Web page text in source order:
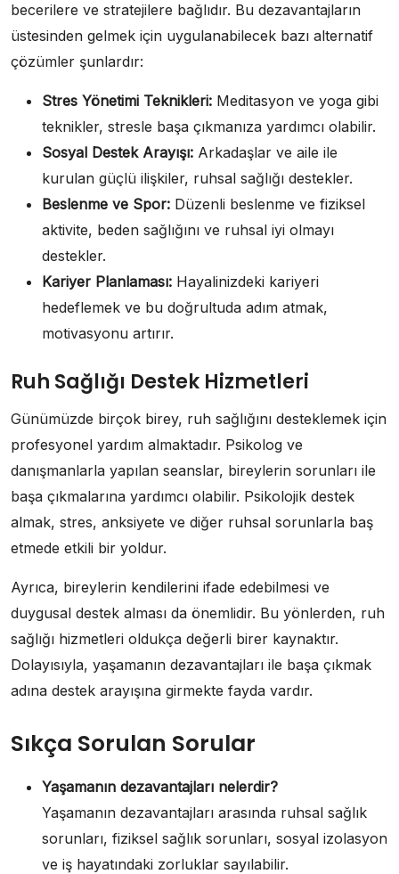
becerilere ve stratejilere bağlıdır. Bu dezavantajların
üstesinden gelmek için uygulanabilecek bazı alternatif
çözümler şunlardır:
Stres Yönetimi Teknikleri: Meditasyon ve yoga gibi
teknikler, stresle başa çıkmanıza yardımcı olabilir.
Sosyal Destek Arayışı: Arkadaşlar ve aile ile
kurulan güçlü ilişkiler, ruhsal sağlığı destekler.
Beslenme ve Spor: Düzenli beslenme ve fiziksel
aktivite, beden sağlığını ve ruhsal iyi olmayı
destekler.
Kariyer Planlaması: Hayalinizdeki kariyeri
hedeflemek ve bu doğrultuda adım atmak,
motivasyonu artırır.
Ruh Sağlığı Destek Hizmetleri
Günümüzde birçok birey, ruh sağlığını desteklemek için
profesyonel yardım almaktadır. Psikolog ve
danışmanlarla yapılan seanslar, bireylerin sorunları ile
başa çıkmalarına yardımcı olabilir. Psikolojik destek
almak, stres, anksiyete ve diğer ruhsal sorunlarla baş
etmede etkili bir yoldur.
Ayrıca, bireylerin kendilerini ifade edebilmesi ve
duygusal destek alması da önemlidir. Bu yönlerden, ruh
sağlığı hizmetleri oldukça değerli birer kaynaktır.
Dolayısıyla, yaşamanın dezavantajları ile başa çıkmak
adına destek arayışına girmekte fayda vardır.
Sıkça Sorulan Sorular
Yaşamanın dezavantajları nelerdir?
Yaşamanın dezavantajları arasında ruhsal sağlık
sorunları, fiziksel sağlık sorunları, sosyal izolasyon
ve iş hayatındaki zorluklar sayılabilir.